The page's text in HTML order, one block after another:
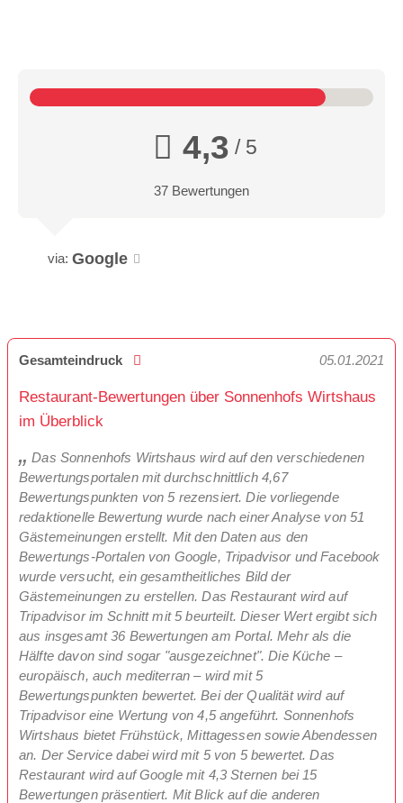
4,3 / 5
37 Bewertungen
via: Google
Gesamteindruck 05.01.2021
Restaurant-Bewertungen über Sonnenhofs Wirtshaus
im Überblick
Das Sonnenhofs Wirtshaus wird auf den verschiedenen
Bewertungsportalen mit durchschnittlich 4,67
Bewertungspunkten von 5 rezensiert. Die vorliegende
redaktionelle Bewertung wurde nach einer Analyse von 51
Gästemeinungen erstellt. Mit den Daten aus den
Bewertungs-Portalen von Google, Tripadvisor und Facebook
wurde versucht, ein gesamtheitliches Bild der
Gästemeinungen zu erstellen. Das Restaurant wird auf
Tripadvisor im Schnitt mit 5 beurteilt. Dieser Wert ergibt sich
aus insgesamt 36 Bewertungen am Portal. Mehr als die
Hälfte davon sind sogar "ausgezeichnet". Die Küche –
europäisch, auch mediterran – wird mit 5
Bewertungspunkten bewertet. Bei der Qualität wird auf
Tripadvisor eine Wertung von 4,5 angeführt. Sonnenhofs
Wirtshaus bietet Frühstück, Mittagessen sowie Abendessen
an. Der Service dabei wird mit 5 von 5 bewertet. Das
Restaurant wird auf Google mit 4,3 Sternen bei 15
Bewertungen präsentiert. Mit Blick auf die anderen